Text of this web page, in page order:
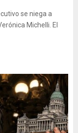
se niega a
Michelli. El